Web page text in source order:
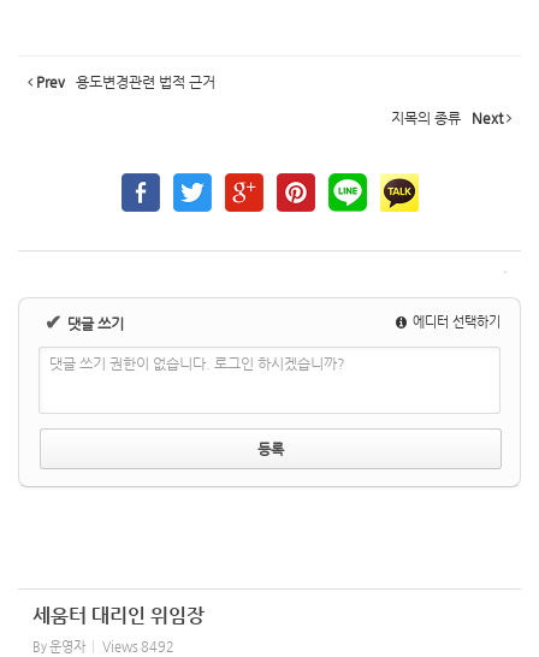
Prev 용도변경관련 법적 근거
지목의 종류 Next
✔ 댓글 쓰기 에디터 선택하기
댓글 쓰기 권한이 없습니다. 로그인 하시겠습니까?
세움터 대리인 위임장
By운영자 Views 8492